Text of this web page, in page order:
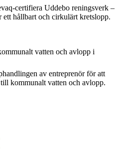
certifiera Uddebo reningsverk –
ett hållbart och cirkulärt kretslopp.
vatten och avlopp i
av entreprenör för att
kommunalt vatten och avlopp.